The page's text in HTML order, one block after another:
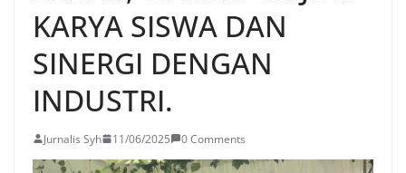
KARYA SISWA DAN
SINERGI DENGAN
INDUSTRI.
Jurnalis Syh 11/06/2025 0 Comments